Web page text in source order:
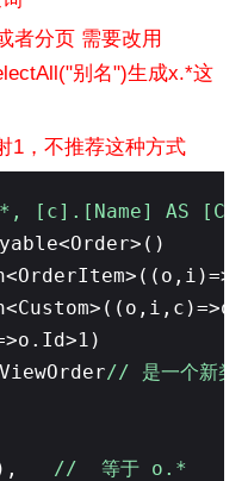
者分页 需要改用
别名")生成x.*这
1，不推荐这种方式
[c].[Name] AS
ViewOrder// 是一个新类
// 等于 o.* （